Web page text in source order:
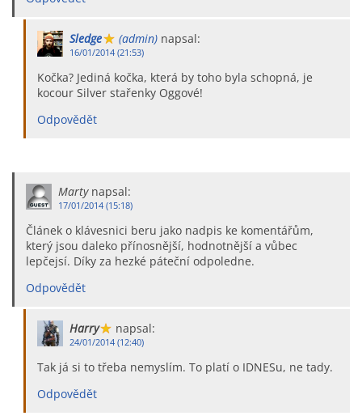
Sledge (admin) napsal:
16/01/2014 (21:53)
Kočka? Jediná kočka, která by toho byla schopná, je
kocour Silver stařenky Oggové!
Odpovědět
Marty napsal:
17/01/2014 (15:18)
Článek o klávesnici beru jako nadpis ke komentářům,
který jsou daleko přínosnější, hodnotnější a vůbec
lepčejsí. Díky za hezké páteční odpoledne.
Odpovědět
Harry napsal:
24/01/2014 (12:40)
Tak já si to třeba nemyslím. To platí o IDNESu, ne tady.
Odpovědět